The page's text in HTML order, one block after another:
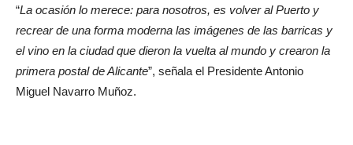
“La ocasión lo merece: para nosotros, es volver al Puerto y
recrear de una forma moderna las imágenes de las barricas y
el vino en la ciudad que dieron la vuelta al mundo y crearon la
primera postal de Alicante”, señala el Presidente Antonio
Miguel Navarro Muñoz.